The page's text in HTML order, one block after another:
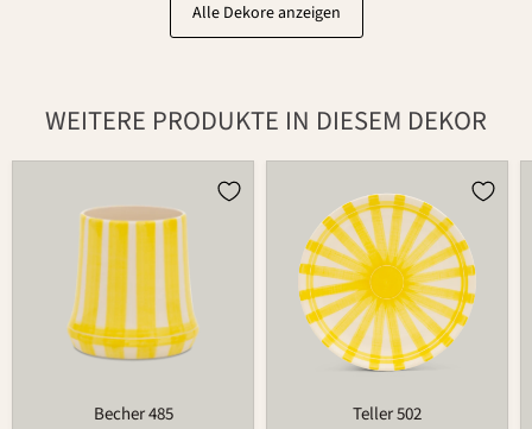
Alle Dekore anzeigen
WEITERE PRODUKTE IN DIESEM DEKOR
Becher 485
Teller 502